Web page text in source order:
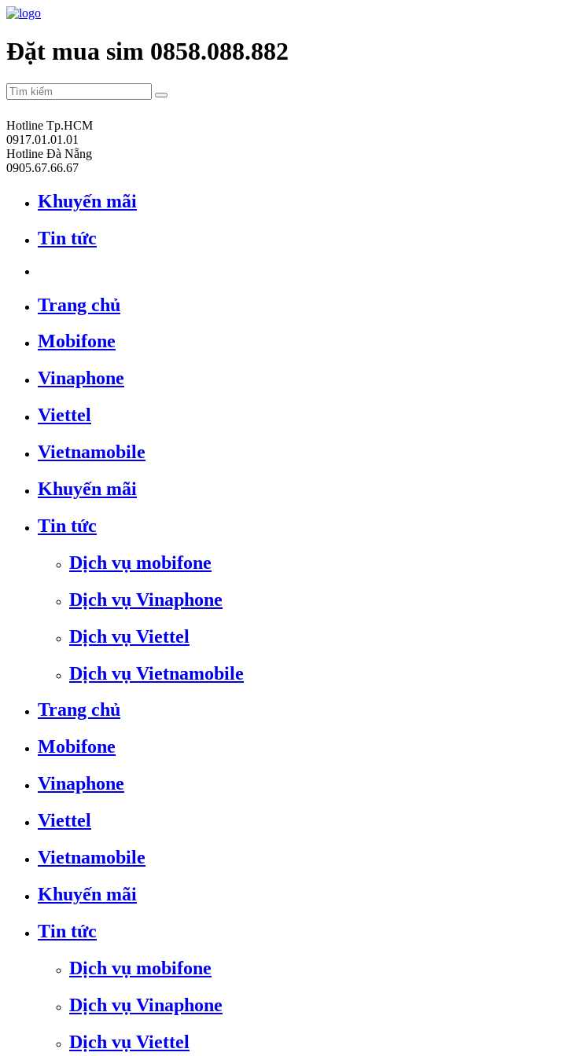
Đặt mua sim 0858.088.882
Hotline Tp.HCM
0917.01.01.01
Hotline Đà Nẵng
0905.67.66.67
Khuyến mãi
Tin tức
Trang chủ
Mobifone
Vinaphone
Viettel
Vietnamobile
Khuyến mãi
Tin tức
Dịch vụ mobifone
Dịch vụ Vinaphone
Dịch vụ Viettel
Dịch vụ Vietnamobile
Trang chủ
Mobifone
Vinaphone
Viettel
Vietnamobile
Khuyến mãi
Tin tức
Dịch vụ mobifone
Dịch vụ Vinaphone
Dịch vụ Viettel